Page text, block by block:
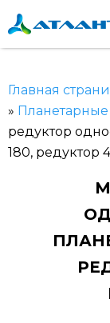
Главная
»
редуктор
180, редуктор